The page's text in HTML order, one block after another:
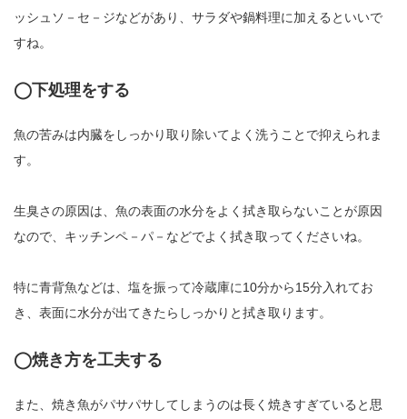
ッシュソ－セ－ジなどがあり、サラダや鍋料理に加えるといいで
すね。
◯下処理をする
魚の苦みは内臓をしっかり取り除いてよく洗うことで抑えられま
す。
生臭さの原因は、魚の表面の水分をよく拭き取らないことが原因
なので、キッチンペ－パ－などでよく拭き取ってくださいね。
特に青背魚などは、塩を振って冷蔵庫に10分から15分入れてお
き、表面に水分が出てきたらしっかりと拭き取ります。
◯焼き方を工夫する
また、焼き魚がパサパサしてしまうのは長く焼きすぎていると思